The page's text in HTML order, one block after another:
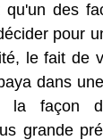
qu'un des
pour
le fait de
dans
la façon
grande